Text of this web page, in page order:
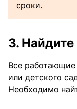
сроки.
3.
Все
или детского
Необходимо